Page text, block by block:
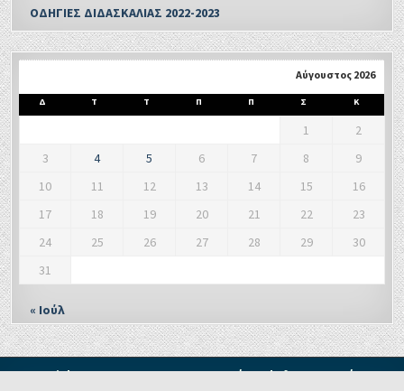
ΟΔΗΓΙΕΣ ΔΙΔΑΣΚΑΛΙΑΣ 2022-2023
Αύγουστος 2026
Δ Τ Τ Π Π Σ Κ
1
2
3
4 5 6 7 8
9
10
11 12 13 14 15
16
17
18 19 20 21 22
23
24
25 26 27 28 29
30
31
« Ιούλ
Copyright © 2021 - Δ. Π. Ε. ΞΑΝΘΗΣ Τμήμα Δ' Πληροφορικής και